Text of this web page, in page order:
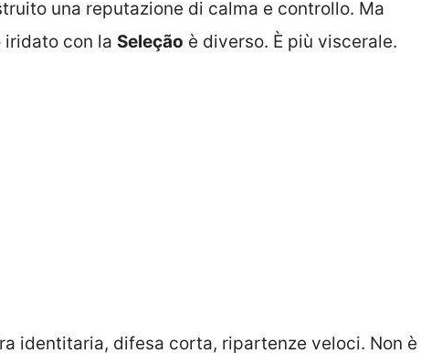
una reputazione di calma e controllo. Ma
iridato con la Seleção è diverso. È più viscerale.
identitaria, difesa corta, ripartenze veloci. Non è